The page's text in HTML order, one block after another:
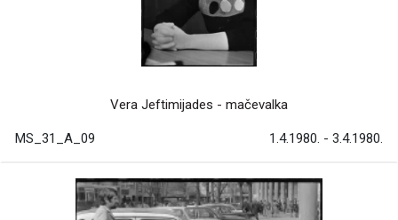
Vera Jeftimijades - mačevalka
MS_31_A_09 1.4.1980. - 3.4.1980.